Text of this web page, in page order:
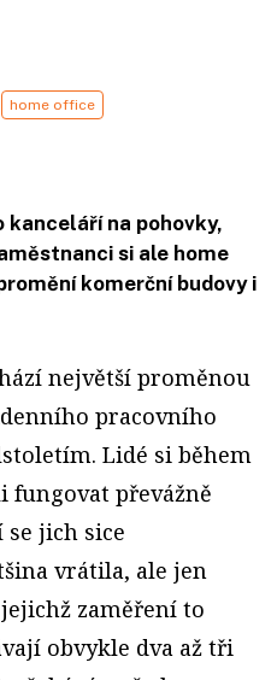
home office
na pohovky,
si ale home
komerční budovy i
největší proměnou
pracovního
Lidé si během
fungovat převážně
se jich sice
vrátila, ale jen
zaměření to
obvykle dva až tři